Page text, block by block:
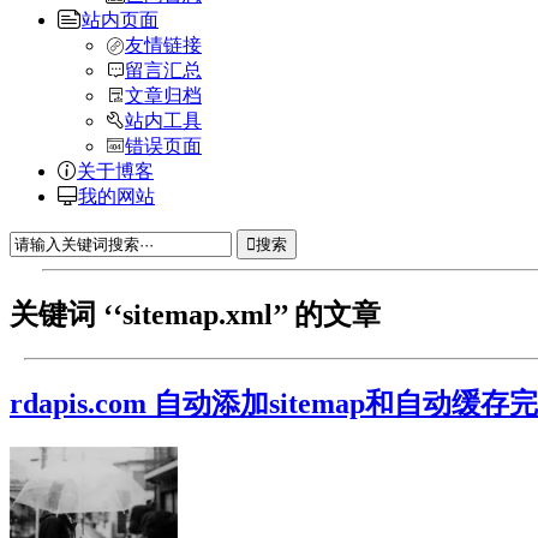
站内页面
友情链接
留言汇总
文章归档
站内工具
错误页面
关于博客
我的网站
搜索
关键词 ‘‘sitemap.xml’’ 的文章
rdapis.com 自动添加sitemap和自动缓存